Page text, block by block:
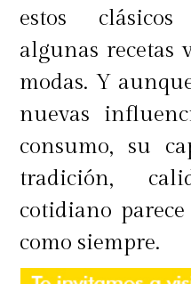
estos
algunas recetas
modas. Y
nuevas
consumo, su
tradición,
cotidiano
como siempre.